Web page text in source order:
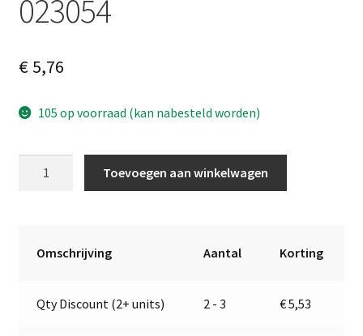
023054
€5,76
105 op voorraad (kan nabesteld worden)
aantal
Toevoegen aan winkelwagen
t
Omschrijving Aantal Korting
Qty Discount (2+ units) 2 - 3 €5,53